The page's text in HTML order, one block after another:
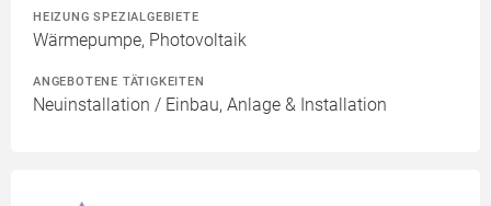
HEIZUNG SPEZIALGEBIETE
Wärmepumpe, Photovoltaik
ANGEBOTENE TÄTIGKEITEN
Neuinstallation / Einbau, Anlage & Installation